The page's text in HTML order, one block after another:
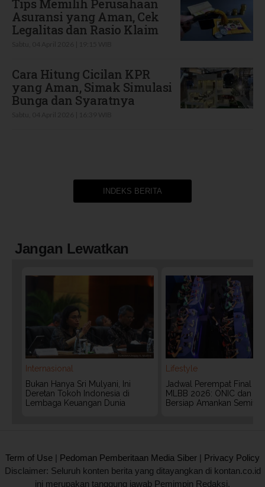
Tips Memilih Perusahaan
Asuransi yang Aman, Cek
Legalitas dan Rasio Klaim
Cara Hitung Cicilan KPR
yang Aman, Simak Simulasi
Bunga dan Syaratnya
INDEKS BERITA
Jangan Lewatkan
Internasional
Bukan Hanya Sri Mulyani, Ini
Deretan Tokoh Indonesia di
Lembaga Keuangan Dunia
Lifestyle
Jadwal Perempat Final
MLBB 2026: ONIC dan
Bersiap Amankan
Term of Use | Pedoman Pemberitaan Media Siber | Privacy Policy
Disclaimer: Seluruh konten berita yang ditayangkan di kontan.co.id
ini merupakan tanggung jawab Pemimpin Redaksi.